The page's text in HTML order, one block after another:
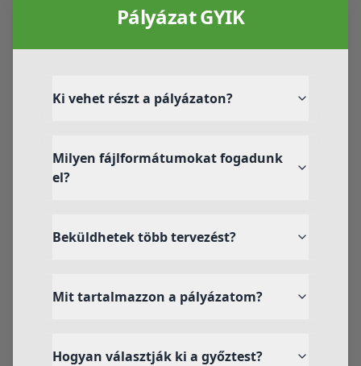
Pályázat GYIK
Ki vehet részt a pályázaton?
Milyen fájlformátumokat fogadunk
el?
Beküldhetek több tervezést?
Mit tartalmazzon a pályázatom?
Hogyan választják ki a győztest?